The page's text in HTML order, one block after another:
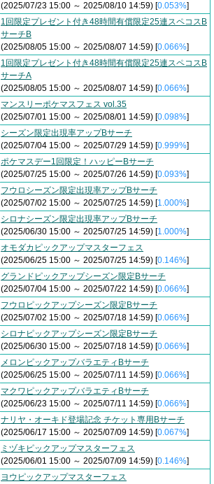
(2025/07/23 15:00 ～ 2025/08/10 14:59) [0.053%]
1回限定プレゼント付き48時間有償限定25連スペコスB
サーチB
(2025/08/05 15:00 ～ 2025/08/07 14:59) [0.066%]
1回限定プレゼント付き48時間有償限定25連スペコスB
サーチA
(2025/08/05 15:00 ～ 2025/08/07 14:59) [0.066%]
マンスリーポケマスフェス vol.35
(2025/07/01 15:00 ～ 2025/08/01 14:59) [0.098%]
シーズン限定出現率アップBサーチ
(2025/07/04 15:00 ～ 2025/07/29 14:59) [0.999%]
ポケマスデー1回限定！ハッピーBサーチ
(2025/07/25 15:00 ～ 2025/07/26 14:59) [0.093%]
フウロシーズン限定出現率アップBサーチ
(2025/07/02 15:00 ～ 2025/07/25 14:59) [1.000%]
シロナシーズン限定出現率アップBサーチ
(2025/06/30 15:00 ～ 2025/07/25 14:59) [1.000%]
オモダカピックアップマスターフェス
(2025/06/25 15:00 ～ 2025/07/25 14:59) [0.146%]
グランドピックアップシーズン限定Bサーチ
(2025/07/04 15:00 ～ 2025/07/22 14:59) [0.066%]
フウロピックアップシーズン限定Bサーチ
(2025/07/02 15:00 ～ 2025/07/18 14:59) [0.066%]
シロナピックアップシーズン限定Bサーチ
(2025/06/30 15:00 ～ 2025/07/18 14:59) [0.066%]
メロンピックアップバラエティBサーチ
(2025/06/25 15:00 ～ 2025/07/11 14:59) [0.066%]
マクワピックアップバラエティBサーチ
(2025/06/23 15:00 ～ 2025/07/11 14:59) [0.066%]
ナリヤ・オーキド登場記念 チケット専用Bサーチ
(2025/06/17 15:00 ～ 2025/07/09 14:59) [0.067%]
ミヅキピックアップマスターフェス
(2025/06/01 15:00 ～ 2025/07/09 14:59) [0.146%]
ヨウピックアップマスターフェス